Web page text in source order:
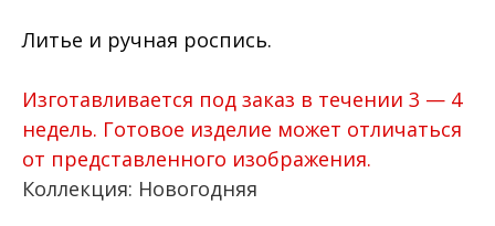
Литье и ручная роспись.
Изготавливается под заказ в течении 3 — 4
недель. Готовое изделие может отличаться
от представленного изображения.
Коллекция: Новогодняя